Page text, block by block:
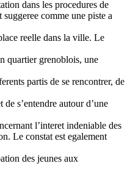
dans les procedures de
comme une piste a
reelle dans la ville. Le
quartier grenoblois, une
partis de se rencontrer, de
s’entendre autour d’une
l’interet indeniable des
Le constat est egalement
des jeunes aux